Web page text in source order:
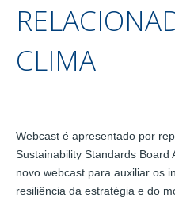
CLIMA
Webcast é apresentado por
Sustainability Standards Board
novo webcast para auxiliar os
resiliência da estratégia e do